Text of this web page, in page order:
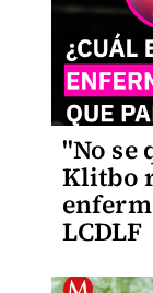
"No se
Klitbo
LCDLF